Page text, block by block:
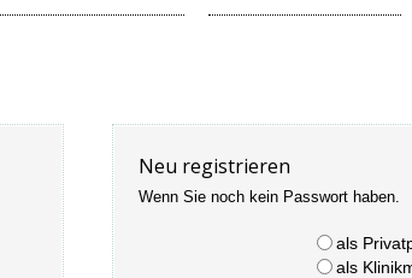
Neu registrieren
Wenn Sie noch kein Passwort haben.
als
als